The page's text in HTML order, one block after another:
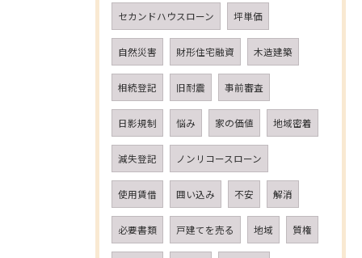
セカンドハウスローン 坪単価
自然災害 財形住宅融資 木造建築
相続登記 旧耐震 事前審査
日影規制 悩み 家の価値 地域密着
減失登記 ノンリコースローン
使用賃借 囲い込み 不安 解消
必要書類 戸建てを売る 地域 質権